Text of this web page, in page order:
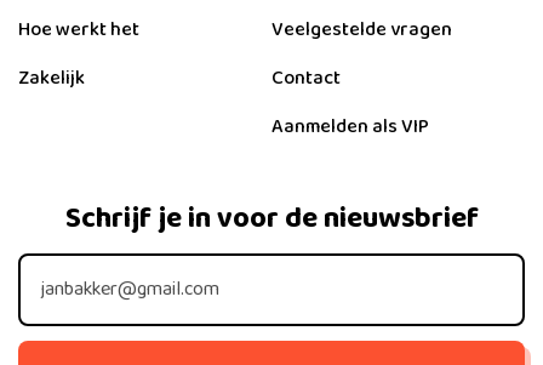
Hoe werkt het
Zakelijk
Veelgestelde vragen
Contact
Aanmelden als VIP
Schrijf je in voor de nieuwsbrief